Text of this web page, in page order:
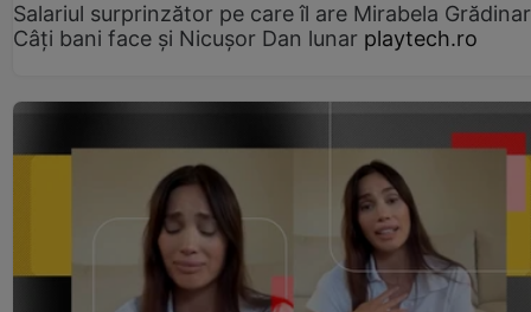
Salariul surprinzător pe care îl are Mirabela
Câţi bani face şi Nicuşor Dan lunar playtech.ro